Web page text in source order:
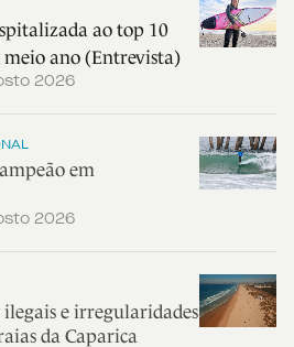
ao top 10
ano (Entrevista)
2026
em
2026
e irregularidades
da Caparica